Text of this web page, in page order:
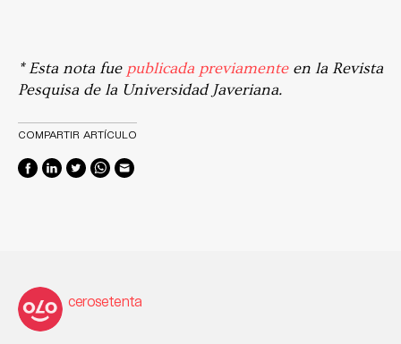
* Esta nota fuepublicada previamenteen la Revista
Pesquisa de la Universidad Javeriana.
COMPARTIR ARTÍCULO
cerosetenta